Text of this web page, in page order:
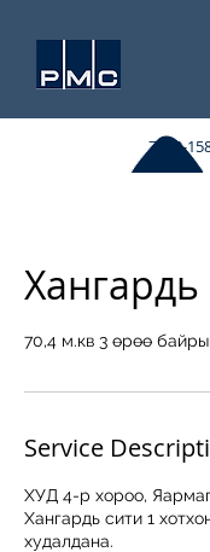
7510-
Хангардь
70,4 м.кв 3 өрөө
Service
ХУД 4-р хороо,
Хангардь сити 1
худалдана.